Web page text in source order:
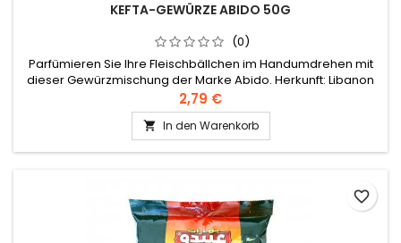
KEFTA-GEWÜRZE ABIDO 50G
(0)
Parfümieren Sie Ihre Fleischbällchen im Handumdrehen mit
dieser Gewürzmischung der Marke Abido. Herkunft: Libanon
Zutaten: Zimt, schwarzer Pfeffer, Paprika,
Mononatriumglutamat. An einem kühlen und trockenen Ort
aufbewahren.
2,79 €
 In den Warenkorb
favorite_border